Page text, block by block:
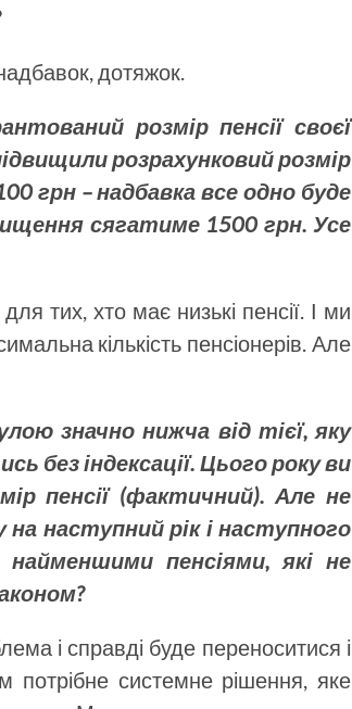
дотяжок.
розмір пенсії своєї
розрахунковий розмір
грн – надбавка все одно буде
сягатиме 1500 грн. Усе
тих, хто має низькі пенсії. І ми
кількість пенсіонерів. Але
значно нижча від тієї, яку
без індексації. Цього року ви
пенсії (фактичний). Але не
наступний рік і наступного
пенсіями, які не
і справді буде переноситися і
потрібне системне рішення, яке